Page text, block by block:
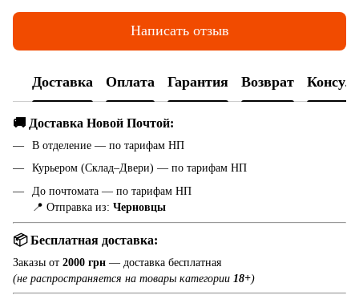
Написать отзыв
Доставка Оплата Гарантия Возврат
🚚 Доставка Новой Почтой:
В отделение — по тарифам НП
Курьером (Склад–Двери) — по тарифам НП
До почтомата — по тарифам НП
📍 Отправка из: Черновцы
📦 Бесплатная доставка:
Заказы от 2000 грн — доставка бесплатная
(не распространяется на товары категории 18+)